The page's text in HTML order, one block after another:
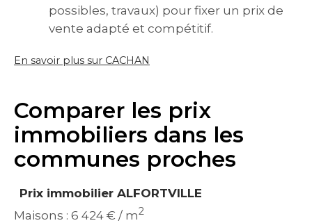
possibles, travaux) pour fixer un prix de
vente adapté et compétitif.
En savoir plus sur CACHAN
Comparer les prix
immobiliers dans les
communes proches
Prix immobilier ALFORTVILLE
Maisons : 6 424 € / m2